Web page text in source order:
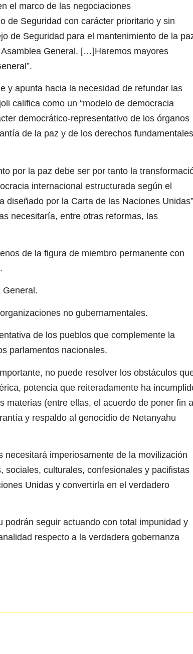
el marco de las negociaciones
de Seguridad con carácter prioritario y sin
de Seguridad para el mantenimiento de la
General. […]Haremos mayores
y apunta hacia la necesidad de refundar las
califica como un “modelo de democracia
democrático-representativo de los órganos
de la paz y de los derechos fundamentales
por la paz debe ser por tanto la
internacional estructurada según el
por la Carta de las Naciones
necesitaría, entre otras reformas, las
de la figura de miembro permanente con
no gubernamentales.
de los pueblos que complemente la
parlamentos nacionales.
no puede resolver los obstáculos
potencia que reiteradamente ha
materias (entre ellas, el acuerdo de poner fin
y respaldo al genocidio de Netanyahu
necesitará imperiosamente de la movilización
culturales, confesionales y pacifistas
Unidas y convertirla en el verdadero
seguir actuando con total impunidad y
respecto a la verdadera gobernanza